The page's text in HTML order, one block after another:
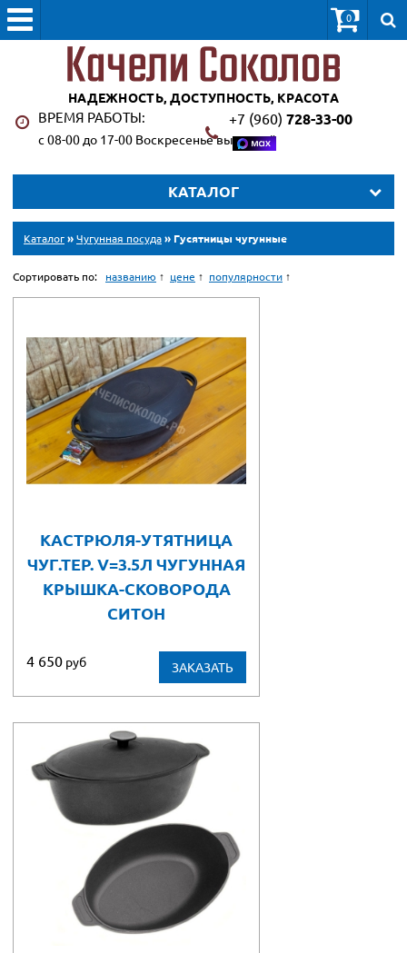
0
НАДЕЖНОСТЬ, ДОСТУПНОСТЬ, КРАСОТА
ВРЕМЯ РАБОТЫ:
с 08-00 до 17-00 Воскресенье выходной
+7 (960) 728-33-00
КАТАЛОГ
Каталог»Чугунная посуда» Гусятницы чугунные
Сортировать по: названию цене популярности
КАСТРЮЛЯ-УТЯТНИЦА
ЧУГ.ТЕР. V=3.5Л ЧУГУННАЯ
КРЫШКА-СКОВОРОДА
СИТОН
4 650 руб ЗАКАЗАТЬ